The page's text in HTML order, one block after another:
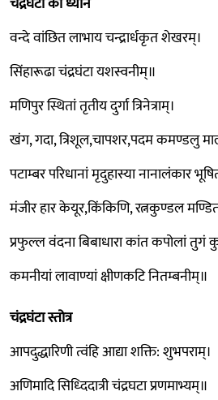
वन्दे वांछित लाभाय चन्द्रार्धकृत शेखरम्।
सिंहारूढा चंद्रघंटा यशस्वनीम्॥
मणिपुर स्थितां तृतीय दुर्गा त्रिनेत्राम्।
खंग, गदा, त्रिशूल,चापशर,पदम कमण्डलु
पटाम्बर परिधानां मृदुहास्या नानालंकार
मंजीर हार केयूर,किंकिणि, रत्नकुण्डल
प्रफुल्ल वंदना बिबाधारा कांत कपोलां तुगं
कमनीयां लावाण्यां क्षीणकटि नितम्बनीम्॥
चंद्रघंटा स्तोत्र
आपदुद्धारिणी त्वंहि आद्या शक्ति: शुभपराम्।
अणिमादि सिध्दिदात्री चंद्रघटा प्रणमाभ्यम्॥